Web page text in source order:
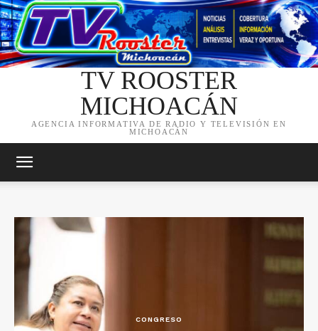
TV ROOSTER
MICHOACÁN
AGENCIA INFORMATIVA DE RADIO Y TELEVISIÓN EN
MICHOACÁN
CONGRESO